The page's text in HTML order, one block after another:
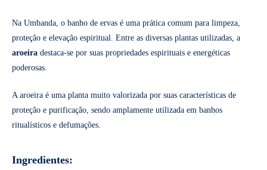
Na Umbanda, o banho de ervas é uma prática comum para limpeza,
proteção e elevação espiritual. Entre as diversas plantas utilizadas, a
aroeira destaca-se por suas propriedades espirituais e energéticas
poderosas.
A aroeira é uma planta muito valorizada por suas características de
proteção e purificação, sendo amplamente utilizada em banhos
ritualísticos e defumações.
Ingredientes: